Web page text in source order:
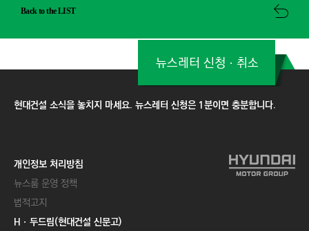
Back to the LIST
현대건설 소식을 놓치지 마세요. 뉴스레터 신청은 1분이면 충분합니다.
뉴스레터 신청ㆍ취소
개인정보 처리방침
뉴스룸 운영 정책
법적고지
Hㆍ두드림(현대건설 신문고)